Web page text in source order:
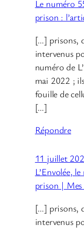
Le numéro
prison :
[…] prisons,
intervenus
numéro de
mai 2022 ;
fouille de
[…]
Répondre
11 juillet
L’Envolée,
prison | Mes
[…] prisons,
intervenus